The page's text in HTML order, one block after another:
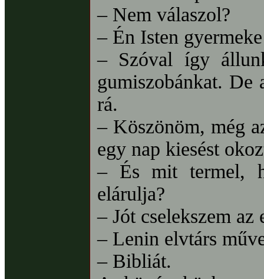
– Nem válaszol?
– Én Isten
– Szóval így
gumiszobánkat. De
rá.
– Köszönöm, még
egy nap kiesést
– És mit termel,
elárulja?
– Jót cselekszem az
– Lenin elvtárs
– Bibliát.